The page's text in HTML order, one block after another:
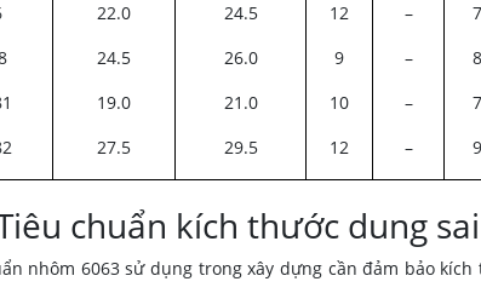
22.0
24.5
19.0
27.5
24.5
26.0
21.0
29.5
12
9
10
12
–
–
–
–
chuẩn kích thước dung
nhôm 6063 sử dụng trong xây dựng cần đảm bảo